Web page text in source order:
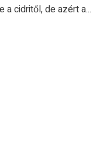
cidritől, de azért a...